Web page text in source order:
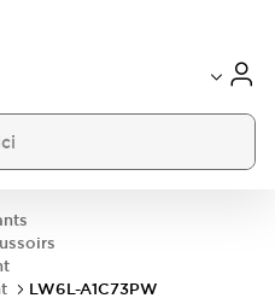
LW6L-A1C73PW